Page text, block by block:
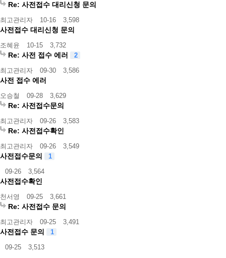
Re: 사전접수 대리신청 문의
최고관리자 10-16 3,598
사전접수 대리신청 문의
조혜윤 10-15 3,732
Re: 사전 접수 에러
2
최고관리자
09-30 3,586
사전 접수 에러
오승철 09-28 3,629
Re: 사전접수문의
최고관리자 09-26 3,583
Re: 사전접수확인
최고관리자 09-26 3,549
사전접수문의
1
09-26
3,564
사전접수확인
천서영 09-25 3,661
Re: 사전접수 문의
최고관리자 09-25 3,491
사전접수 문의
1
09-25
3,513